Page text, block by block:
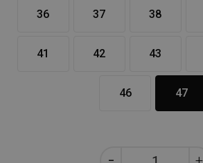
36 37 38
41 42 43
46 47